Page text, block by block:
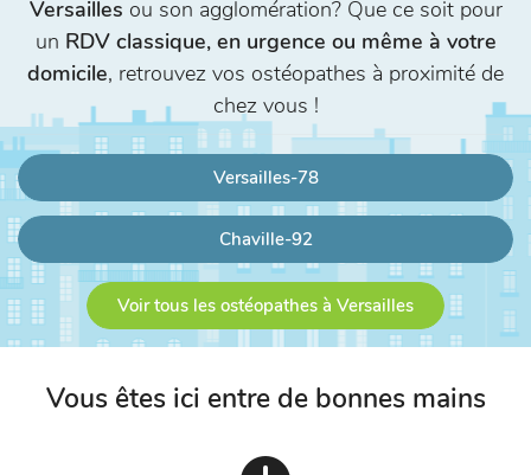
Versailles ou son agglomération? Que ce soit pour
un RDV classique, en urgence ou même à votre
domicile, retrouvez vos ostéopathes à proximité de
chez vous !
Versailles-78
Chaville-92
Voir tous les ostéopathes à Versailles
Vous êtes ici entre de bonnes mains